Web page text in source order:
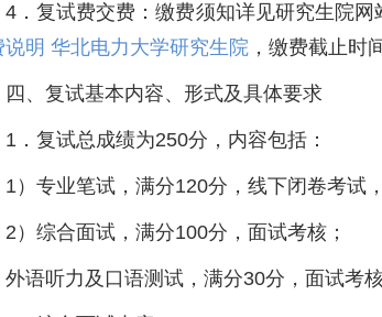
4．复试费交费：缴费须知详见研究生院网
说明 华北电力大学研究生院 ，缴费截止时
四、复试基本内容、形式及具体要求
1．复试总成绩为250分，内容包括：
1）专业笔试，满分120分，线下闭卷考试
2）综合面试，满分100分，面试考核；
外语听力及口语测试，满分30分，面试考核